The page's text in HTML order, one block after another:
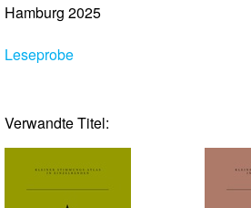
Hamburg 2025
Leseprobe
Verwandte Titel: